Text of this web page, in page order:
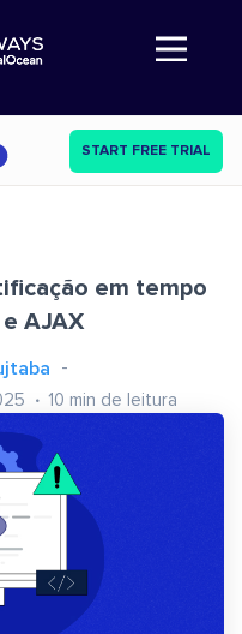
Abre a navegação
START FREE TRIAL
em tempo
AJAX
10 min de leitura